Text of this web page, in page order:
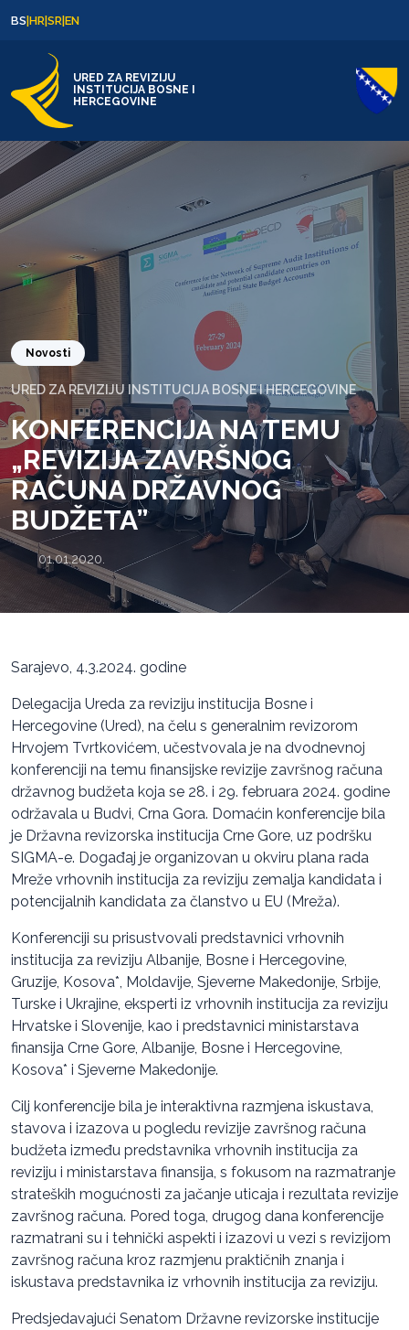
BS|HR|SR|EN
URED ZA REVIZIJU
INSTITUCIJA BOSNE I
HERCEGOVINE
Novosti
URED ZA REVIZIJU INSTITUCIJA BOSNE I HERCEGOVINE
KONFERENCIJA NA TEMU
„REVIZIJA ZAVRŠNOG
RAČUNA DRŽAVNOG
BUDŽETA”
01.01.2020.
Sarajevo, 4.3.2024. godine
Delegacija Ureda za reviziju institucija Bosne i
Hercegovine (Ured), na čelu s generalnim revizorom
Hrvojem Tvrtkovićem, učestvovala je na dvodnevnoj
konferenciji na temu finansijske revizije završnog računa
državnog budžeta koja se 28. i 29. februara 2024. godine
održavala u Budvi, Crna Gora. Domaćin konferencije bila
je Državna revizorska institucija Crne Gore, uz podršku
SIGMA-e. Događaj je organizovan u okviru plana rada
Mreže vrhovnih institucija za reviziju zemalja kandidata i
potencijalnih kandidata za članstvo u EU (Mreža).
Konferenciji su prisustvovali predstavnici vrhovnih
institucija za reviziju Albanije, Bosne i Hercegovine,
Gruzije, Kosova*, Moldavije, Sjeverne Makedonije, Srbije,
Turske i Ukrajine, eksperti iz vrhovnih institucija za reviziju
Hrvatske i Slovenije, kao i predstavnici ministarstava
finansija Crne Gore, Albanije, Bosne i Hercegovine,
Kosova* i Sjeverne Makedonije.
Cilj konferencije bila je interaktivna razmjena iskustava,
stavova i izazova u pogledu revizije završnog računa
budžeta između predstavnika vrhovnih institucija za
reviziju i ministarstava finansija, s fokusom na razmatranje
strateških mogućnosti za jačanje uticaja i rezultata revizije
završnog računa. Pored toga, drugog dana konferencije
razmatrani su i tehnički aspekti i izazovi u vezi s revizijom
završnog računa kroz razmjenu praktičnih znanja i
iskustava predstavnika iz vrhovnih institucija za reviziju.
Predsjedavajući Senatom Državne revizorske institucije